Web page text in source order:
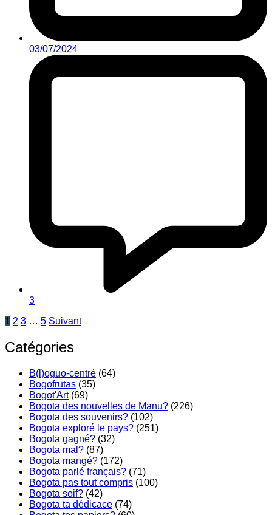
03/07/2024
3
Pagination
des
publications
1 2 3 … 5 Suivant
Catégories
B(l)oguo-centré (64)
Bogofrutas (35)
Bogot'Art(69)
Bogota des nouvelles de Manu? (226)
Bogota des souvenirs? (102)
Bogota exploré le pays? (251)
Bogota gagné? (32)
Bogota mal? (87)
Bogota mangé? (172)
Bogota parlé français? (71)
Bogota pas tout compris (100)
Bogota soif? (42)
Bogota ta dédicace (74)